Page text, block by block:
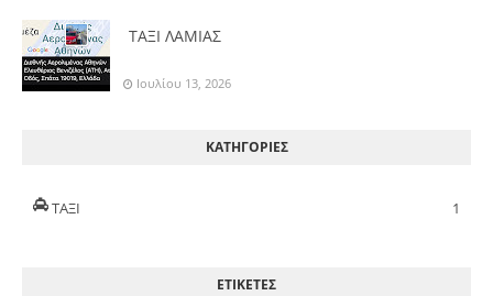
ΤΑΞΙ ΛΑΜΙΑΣ
Ιουλίου 13, 2026
ΚΑΤΗΓΟΡΙΕΣ
ΤΑΞΙ 1
ΕΤΙΚΕΤΕΣ